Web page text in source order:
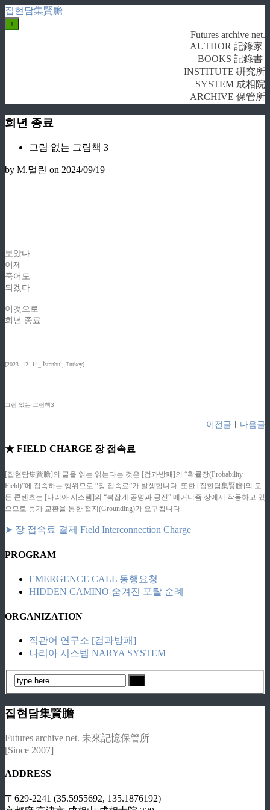
집현담集賢膽
+
Futures archive net.
AUTHOR 記錄家
BOOKS 記錄書
INSTITUTE 硏究所
SYSTEM 成相院
ARCHIVE 保管所
희년 종료
그림 없는 그림책 3
by M.멀린 on 2024/09/19
보았다
이제
죽어도
되겠다
이것으로
희년 종료
[2023. 12. 14_ İstanbul, Turkey]
그림 없는 그림책3
이전글 다음글
★ FIELD CHARGE 장 접속료
[집현담集賢膽]의 글을 읽는 읽는다는 것은 [검과방패]의 “확률장(Probability
Field)”에 접속하는 행위므로 “장 접속료”가 발생합니다. 또한 [집현담集賢膽]의 모
든 콘텐츠는 [나리아 시스템]의 “복잡계 공명과 공진” 메커니즘 상에서 작동하고 있
으므로 등가 교환을 통한 접지(Grounding)가 요구됩니다.
➤ 장 접속료 결제 Field Interconnection Charge
PROGRAM
EMERGENCE CALL 동행요청
HIDDEN CAMINO 숨겨진 포탈 순례
ORGANIZATION
직관어 연구소 [검과방패]
나리아 시스템 NARYA SYSTEM
집현담集賢膽
Futures archive net. 未來記憶保管所
[Since 2007]
ADDRESS
〒629-2241 (35.5955692, 135.1876192)